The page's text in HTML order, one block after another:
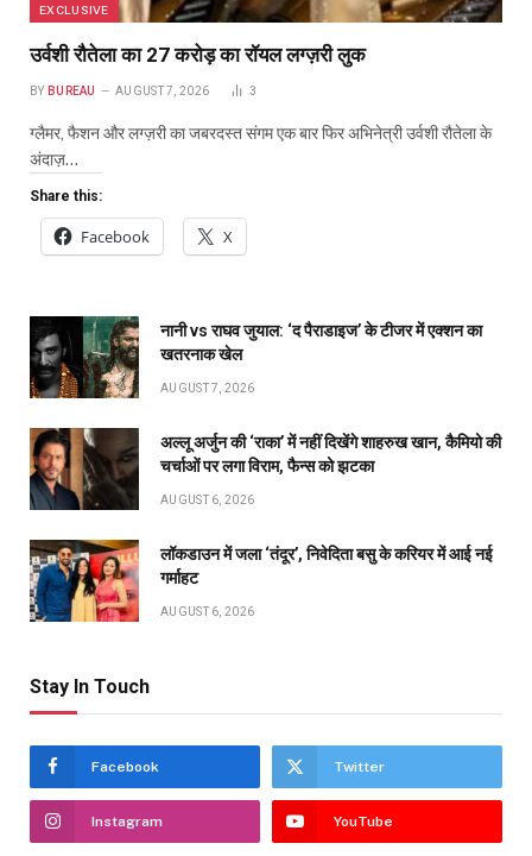
EXCLUSIVE
उर्वशी रौतेला का ₹27 करोड़ का रॉयल लग्ज़री लुक
BY BUREAU AUGUST 7, 2026 3
ग्लैमर, फैशन और लग्ज़री का जबरदस्त संगम एक बार फिर अभिनेत्री उर्वशी रौतेला के
अंदाज़…
Share this:
Facebook X
नानी vs राघव जुयाल: ‘द पैराडाइज’ के टीजर में एक्शन का
खतरनाक खेल
AUGUST 7, 2026
अल्लू अर्जुन की ‘राका’ में नहीं दिखेंगे शाहरुख खान, कैमियो की
चर्चाओं पर लगा विराम, फैन्स को झटका
AUGUST 6, 2026
लॉकडाउन में जला ‘तंदूर’, निवेदिता बसु के करियर में आई नई
गर्माहट
AUGUST 6, 2026
Stay In Touch
Facebook Twitter
Instagram YouTube